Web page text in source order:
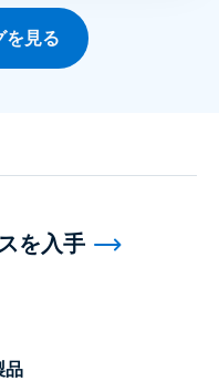
を見る
品
を入手